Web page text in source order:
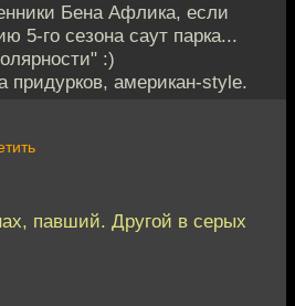
Бена Афлика, если
5-го сезона саут парка...
:)
придурков, американ-style.
павший. Другой в серых